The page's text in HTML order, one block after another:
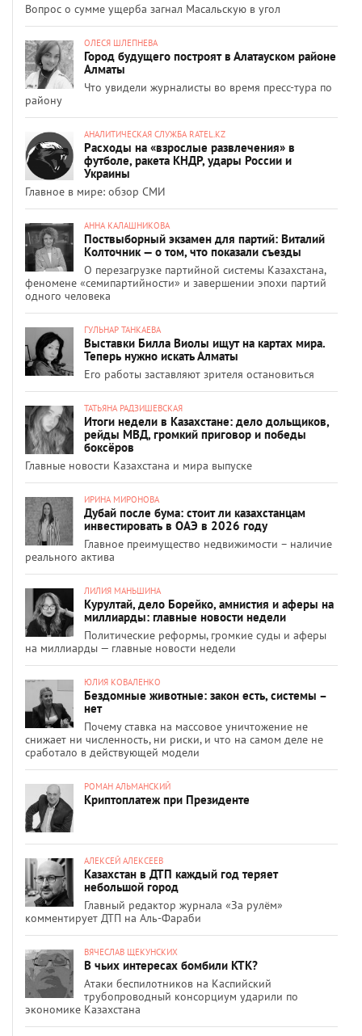
Вопрос о сумме ущерба загнал Масальскую в угол
ОЛЕСЯ ШЛЕПНЕВА
Город будущего построят в Алатауском районе
Алматы
Что увидели журналисты во время пресс-тура по
району
АНАЛИТИЧЕСКАЯ СЛУЖБА RATEL.KZ
Расходы на «взрослые развлечения» в
футболе, ракета КНДР, удары России и
Украины
Главное в мире: обзор СМИ
АННА КАЛАШНИКОВА
Поствыборный экзамен для партий: Виталий
Колточник — о том, что показали съезды
О перезагрузке партийной системы Казахстана,
феномене «семипартийности» и завершении эпохи партий
одного человека
ГУЛЬНАР ТАНКАЕВА
Выставки Билла Виолы ищут на картах мира.
Теперь нужно искать Алматы
Его работы заставляют зрителя остановиться
ТАТЬЯНА РАДЗИШЕВСКАЯ
Итоги недели в Казахстане: дело дольщиков,
рейды МВД, громкий приговор и победы
боксёров
Главные новости Казахстана и мира выпуске
ИРИНА МИРОНОВА
Дубай после бума: стоит ли казахстанцам
инвестировать в ОАЭ в 2026 году
Главное преимущество недвижимости – наличие
реального актива
ЛИЛИЯ МАНЬШИНА
Курултай, дело Борейко, амнистия и аферы на
миллиарды: главные новости недели
Политические реформы, громкие суды и аферы
на миллиарды — главные новости недели
ЮЛИЯ КОВАЛЕНКО
Бездомные животные: закон есть, системы –
нет
Почему ставка на массовое уничтожение не
снижает ни численность, ни риски, и что на самом деле не
сработало в действующей модели
РОМАН АЛЬМАНСКИЙ
Криптоплатеж при Президенте
АЛЕКСЕЙ АЛЕКСЕЕВ
Казахстан в ДТП каждый год теряет
небольшой город
Главный редактор журнала «За рулём»
комментирует ДТП на Аль-Фараби
ВЯЧЕСЛАВ ЩЕКУНСКИХ
В чьих интересах бомбили КТК?
Атаки беспилотников на Каспийский
трубопроводный консорциум ударили по
экономике Казахстана